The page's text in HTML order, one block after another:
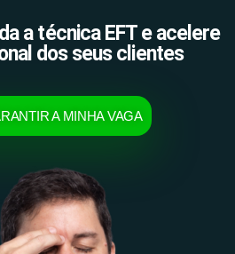
a técnica EFT e acelere
dos seus clientes
A MINHA VAGA